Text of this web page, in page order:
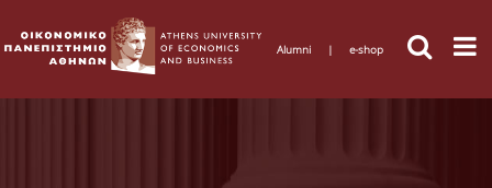
Alumni | e-shop